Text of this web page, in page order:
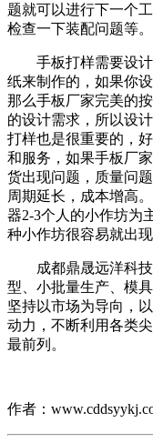
题就可以进行下一个
检查一下装配问题等。
手板打样需要设
纸来制作的，如果你
那么手板厂家完美的
的设计需求，所以设
打样也是很重要的，
和服务，如果手板厂
货出现问题，质量问
周期延长，成本增高
器2-3个人的小作坊为
种小作坊很容易就出现
成都鼎晟远洋科
型、小批量生产、模
坚持以市场为导向，
动力，不断利用各类
最前列。
作者：